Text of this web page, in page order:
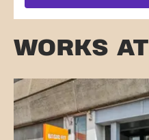
WORKS AT